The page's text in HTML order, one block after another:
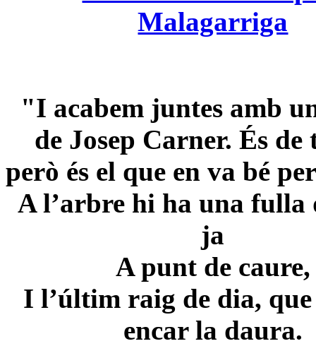
Malagarriga
"I acabem juntes amb
de Josep Carner. És
però és el que en va bé
A l’arbre hi ha una fulla
ja
A punt de caure,
I l’últim raig de dia, que
encar la daura.